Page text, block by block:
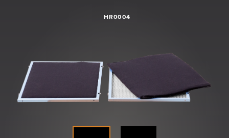
Shop
HR0004